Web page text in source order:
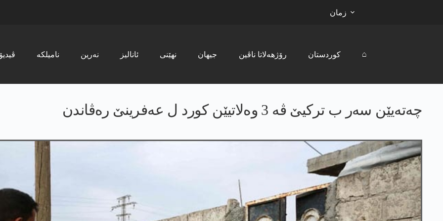
زمان
ڤیدیۆ نامیلکە نەرین ئانالیز نھێنی جیھان رۆژھەلاتا ناڤین کوردستان ⌂
چەتەیێن سەر ب ترکیێ ڤە 3 وەلاتیێن کورد ل عەفرینێ رەڤاندن